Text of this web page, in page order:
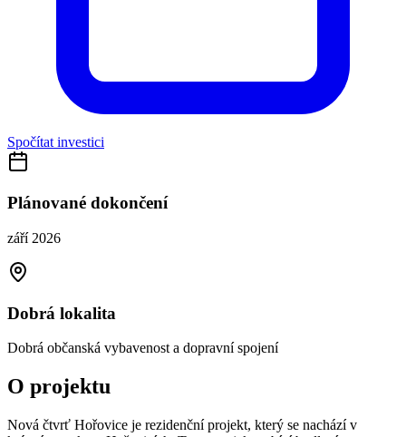
Spočítat investici
Plánované dokončení
září 2026
Dobrá lokalita
Dobrá občanská vybavenost a dopravní spojení
O projektu
Nová čtvrť Hořovice je rezidenční projekt, který se nachází v